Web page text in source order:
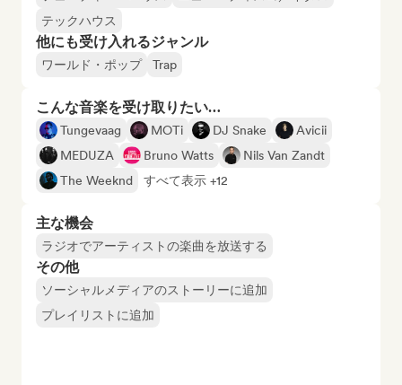
テックハウス
他にも受け入れるジャンル
ワールド・ポップ Trap
こんな音楽を受け取りたい…
Tungevaag MOTi DJ Snake
Avicii
MEDUZA
Bruno Watts
Nils Van Zandt
The Weeknd
すべて表示 +12
主な機会
ラジオでアーティストの楽曲を放送する
その他
ソーシャルメディアのストーリーに追加
プレイリストに追加